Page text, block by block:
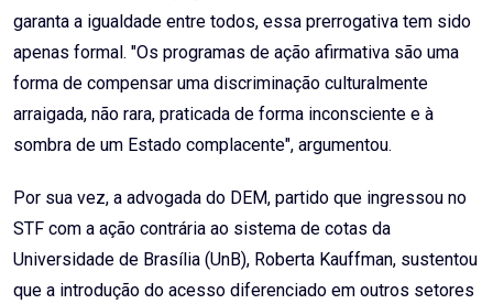
garanta a igualdade entre todos, essa prerrogativa tem sido
apenas formal. "Os programas de ação afirmativa são uma
forma de compensar uma discriminação culturalmente
arraigada, não rara, praticada de forma inconsciente e à
sombra de um Estado complacente", argumentou.
Por sua vez, a advogada do DEM, partido que ingressou no
STF com a ação contrária ao sistema de cotas da
Universidade de Brasília (UnB), Roberta Kauffman, sustentou
que a introdução do acesso diferenciado em outros setores